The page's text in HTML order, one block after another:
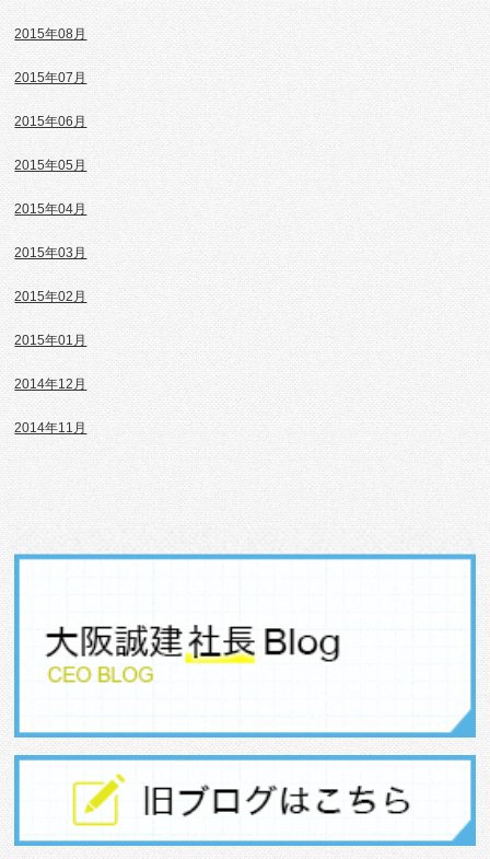
2015年08月
2015年07月
2015年06月
2015年05月
2015年04月
2015年03月
2015年02月
2015年01月
2014年12月
2014年11月